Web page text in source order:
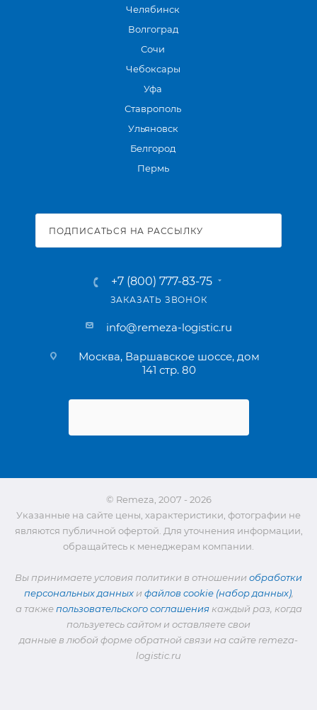
Челябинск
Волгоград
Сочи
Чебоксары
Уфа
Ставрополь
Ульяновск
Белгород
Пермь
ПОДПИСАТЬСЯ НА РАССЫЛКУ
+7 (800) 777-83-75
ЗАКАЗАТЬ ЗВОНОК
info@remeza-logistic.ru
Москва, Варшавское шоссе, дом
141 стр. 80
© Remeza, 2007 - 2026
Указанные на сайте цены, характеристики, фотографии не
являются публичной офертой. Для уточнения информации,
обращайтесь к менеджерам компании.
Вы принимаете условия политики в отношении обработки
персональных данныхи файлов cookie (набор данных),
а также пользовательского соглашениякаждый раз, когда
пользуетесь сайтом и оставляете свои
данные в любой форме обратной связи на сайте remeza-
logistic.ru